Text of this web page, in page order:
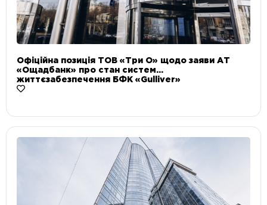
Офіційна позиція ТОВ «Три О» щодо заяви АТ
«Ощадбанк» про стан систем
життєзабезпечення БФК «Gulliver»